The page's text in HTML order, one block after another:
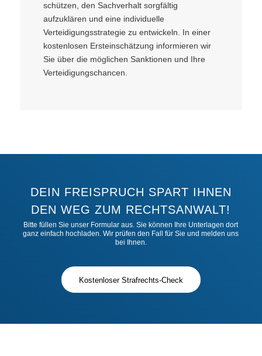
schützen, den Sachverhalt sorgfältig
aufzuklären und eine individuelle
Verteidigungsstrategie zu entwickeln. In einer
kostenlosen Ersteinschätzung informieren wir
Sie über die möglichen Sanktionen und Ihre
Verteidigungschancen.
DEIN FREISPRUCH SPART IHNEN
DEN WEG ZUM RECHTSANWALT!
Bitte füllen Sie unser Formular aus. Sie können Ihre Unterlagen dort
ganz einfach hochladen. Wir prüfen den Fall für Sie und melden uns
bei Ihnen.
Kostenloser Strafrechts-Check